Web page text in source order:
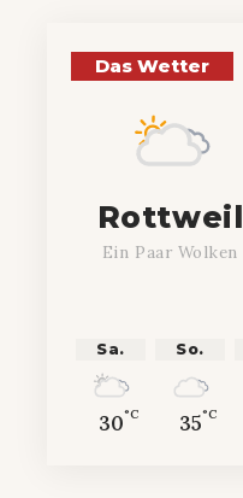
Das Wetter
Rottweil
Ein Paar Wolken
Sa.
30°C
So.
35°C